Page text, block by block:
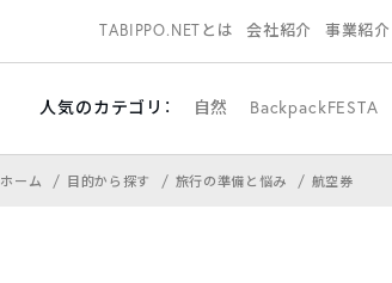
TABIPPO.NETとは 会社紹介 事業紹介
人気のカテゴリ： 自然 BackpackFESTA
ホーム 目的から探す 旅行の準備と悩み 航空券